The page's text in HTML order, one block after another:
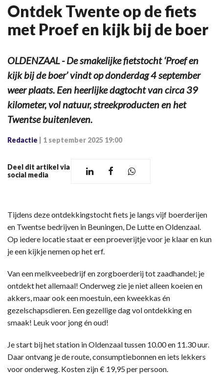
Ontdek Twente op de fiets
met Proef en kijk bij de boer
OLDENZAAL - De smakelijke fietstocht ‘Proef en
kijk bij de boer’ vindt op donderdag 4 september
weer plaats. Een heerlijke dagtocht van circa 39
kilometer, vol natuur, streekproducten en het
Twentse buitenleven.
Redactie 1 september 2025 19:00
Deel dit artikel via
social media
Tijdens deze ontdekkingstocht fiets je langs vijf boerderijen
en Twentse bedrijven in Beuningen, De Lutte en Oldenzaal.
Op iedere locatie staat er een proeverijtje voor je klaar en kun
je een kijkje nemen op het erf.
Van een melkveebedrijf en zorgboerderij tot zaadhandel; je
ontdekt het allemaal! Onderweg zie je niet alleen koeien en
akkers, maar ook een moestuin, een kweekkas én
gezelschapsdieren. Een gezellige dag vol ontdekking en
smaak! Leuk voor jong én oud!
Je start bij het station in Oldenzaal tussen 10.00 en 11.30 uur.
Daar ontvang je de route, consumptiebonnen en iets lekkers
voor onderweg. Kosten zijn € 19,95 per persoon.